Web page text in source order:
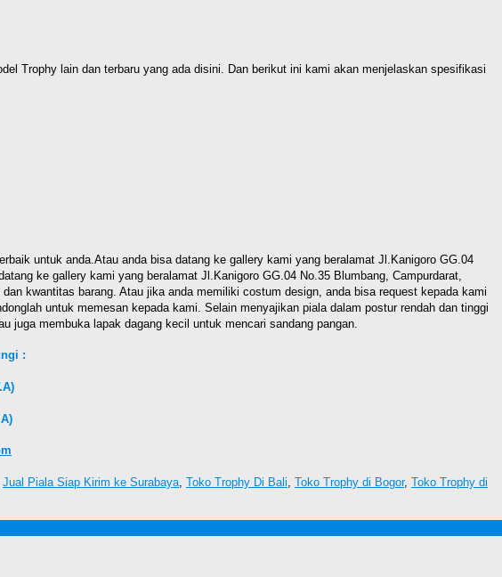
Trophy lain dan terbaru yang ada disini. Dan berikut ini kami akan menjelaskan spesifikasi
untuk anda.Atau anda bisa datang ke gallery kami yang beralamat Jl.Kanigoro GG.04
ke gallery kami yang beralamat Jl.Kanigoro GG.04 No.35 Blumbang, Campurdarat,
kwantitas barang. Atau jika anda memiliki costum design, anda bisa request kepada kami
untuk memesan kepada kami. Selain menyajikan piala dalam postur rendah dan tinggi
juga membuka lapak dagang kecil untuk mencari sandang pangan.
:
Jual Piala Siap Kirim ke Surabaya Toko Trophy Di Bali Toko Trophy di Bogor, Toko Trophy di